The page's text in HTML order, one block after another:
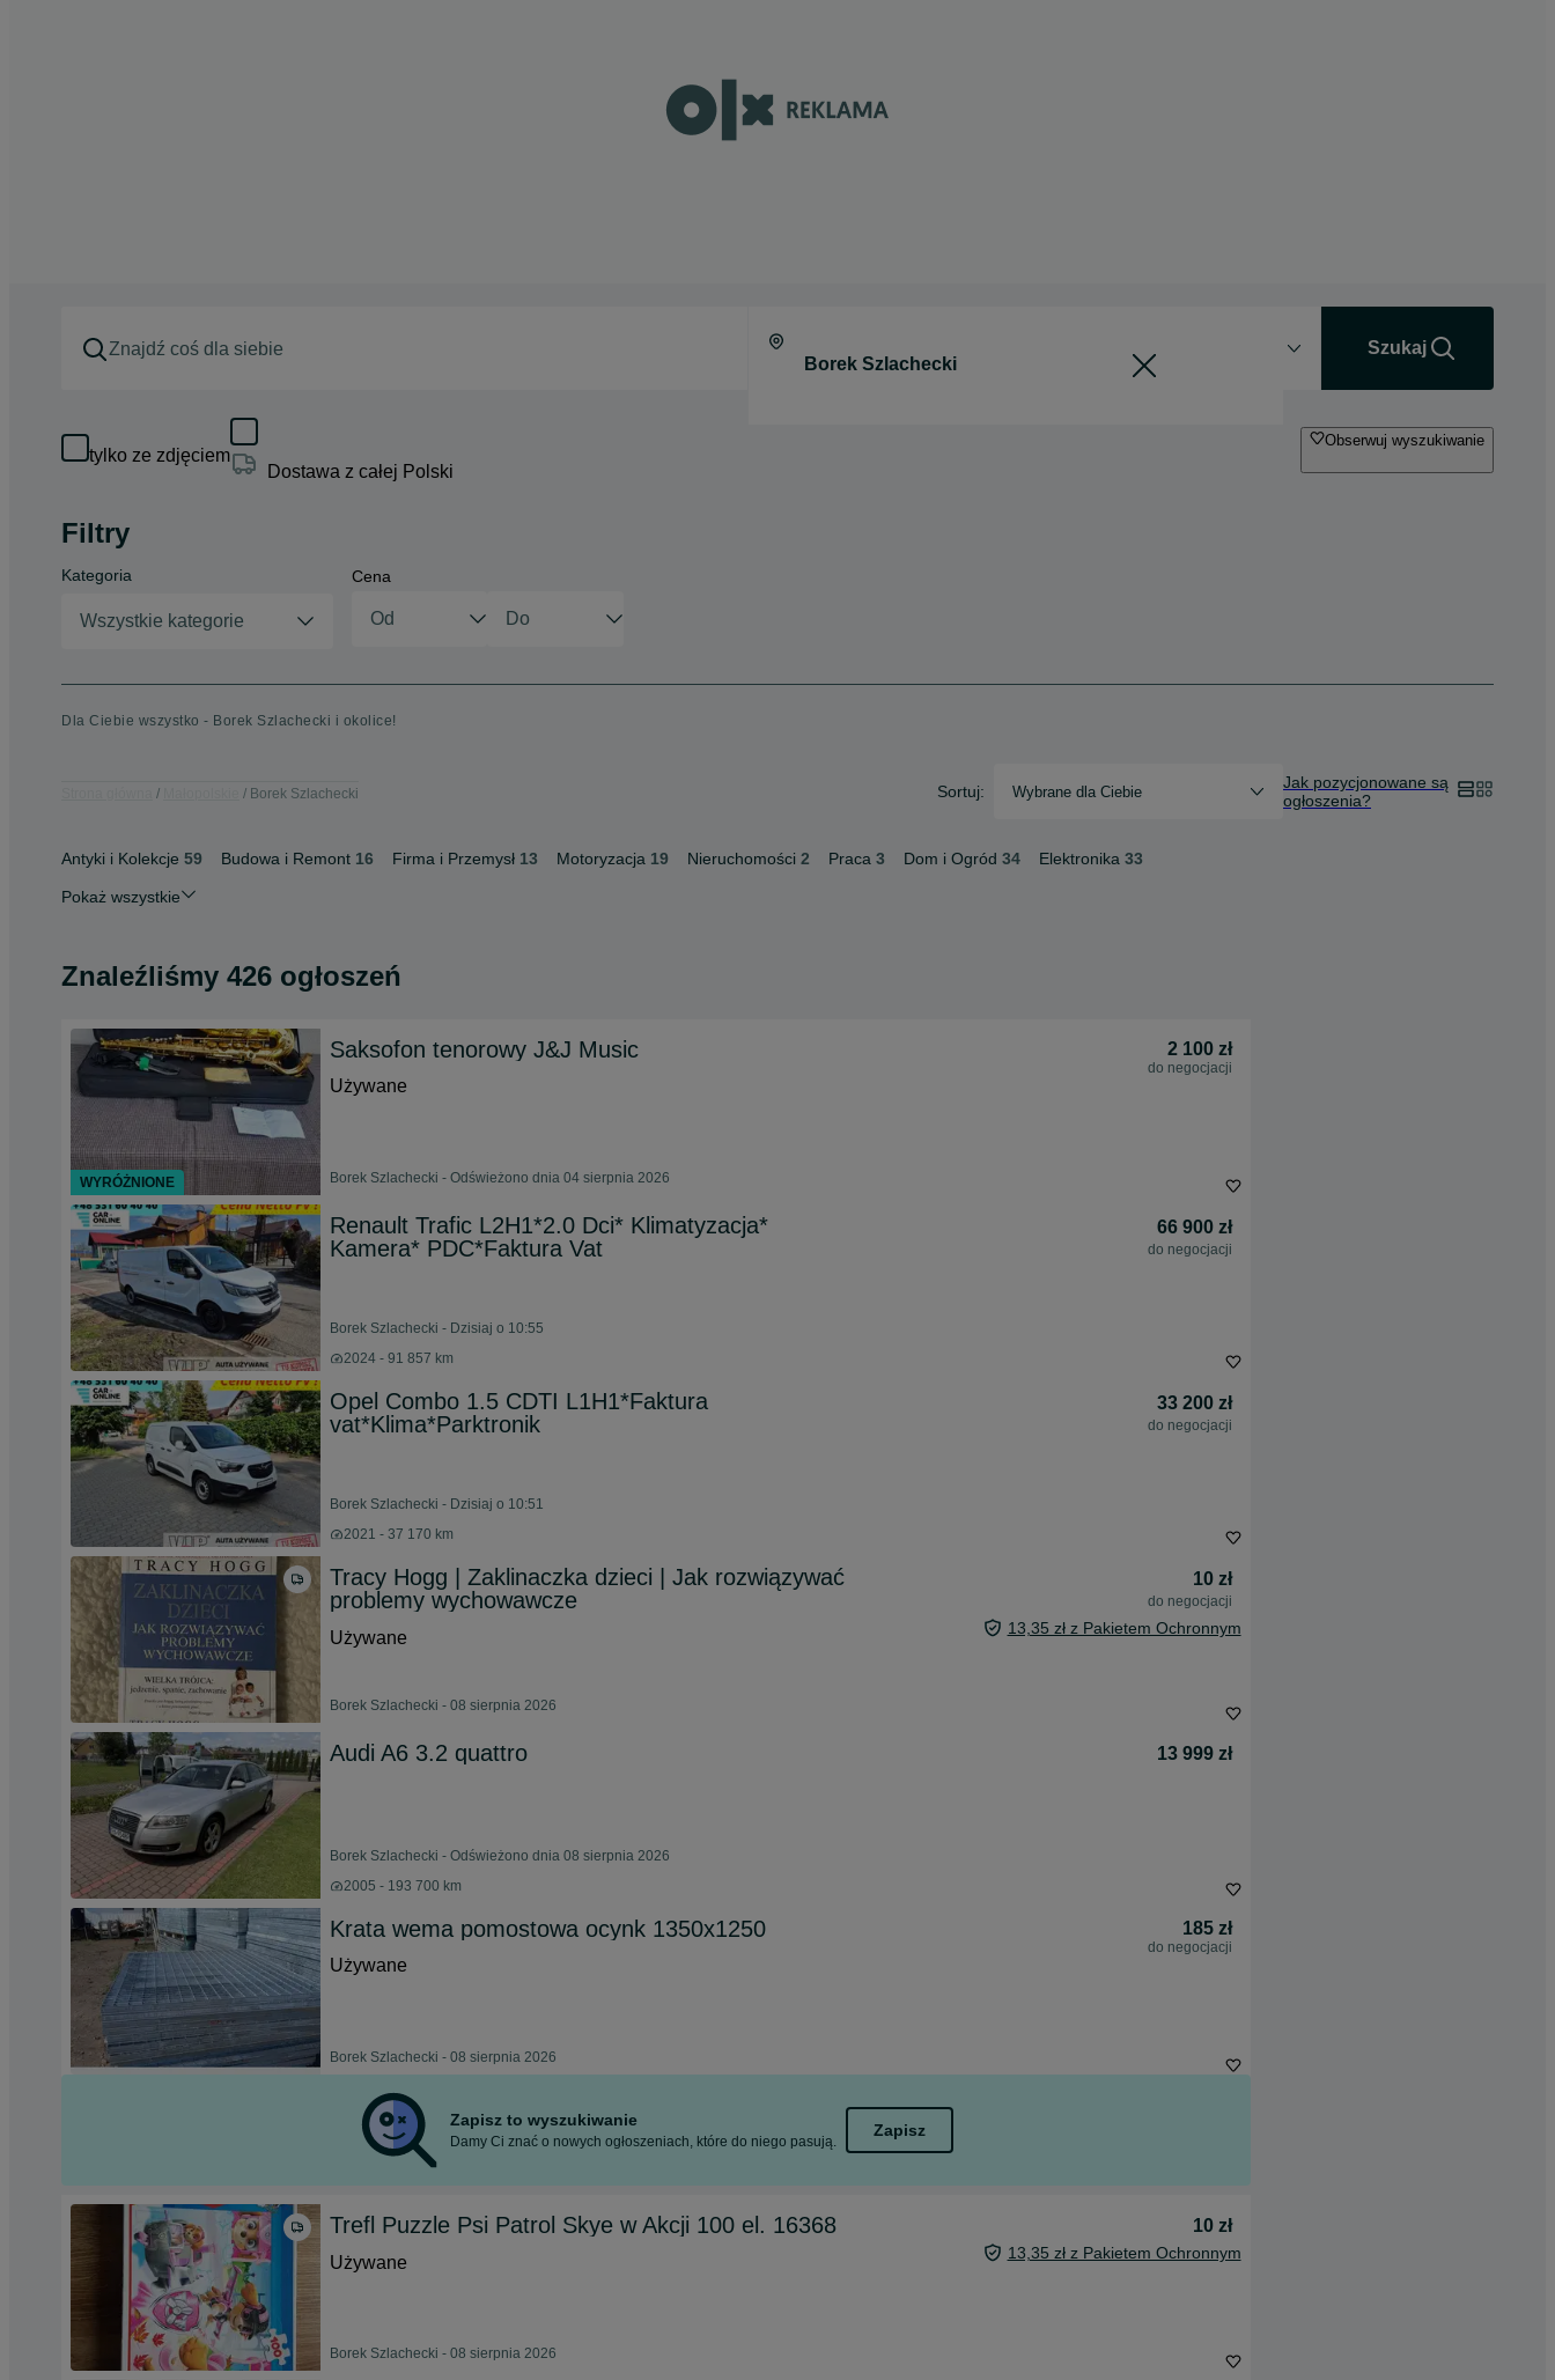
Szukaj
tylko ze zdjęciem
Dostawa z całej Polski
Obserwuj wyszukiwanie
Filtry
Kategoria
Wszystkie kategorie
Cena
Dla Ciebie wszystko - Borek Szlachecki i okolice!
Borek Szlachecki Sortuj: Wybrane dla Ciebie
Jak pozycjonowane są
ogłoszenia?
Antyki i Kolekcje 59 Budowa i Remont 16 Firma i Przemysł 13 Motoryzacja 19 Nieruchomości 2 Praca 3 Dom i Ogród 34 Elektronika 33
Pokaż wszystkie
Znaleźliśmy 426 ogłoszeń
Saksofon tenorowy J&J Music 2 100 zł
do negocjacji
Używane
Borek Szlachecki - Odświeżono dnia 04 sierpnia 2026
Renault Trafic L2H1*2.0 Dci* Klimatyzacja*
Kamera* PDC*Faktura Vat
66 900 zł
do negocjacji
Borek Szlachecki - Dzisiaj o 10:55
2024 - 91 857 km
Opel Combo 1.5 CDTI L1H1*Faktura
vat*Klima*Parktronik
33 200 zł
do negocjacji
Borek Szlachecki - Dzisiaj o 10:51
2021 - 37 170 km
Tracy Hogg | Zaklinaczka dzieci | Jak rozwiązywać
problemy wychowawcze
10 zł
do negocjacji
Używane 13,35 zł z Pakietem Ochronnym
Borek Szlachecki - 08 sierpnia 2026
Audi A6 3.2 quattro 13 999 zł
Borek Szlachecki - Odświeżono dnia 08 sierpnia 2026
2005 - 193 700 km
Krata wema pomostowa ocynk 1350x1250 185 zł
do negocjacji
Używane
Borek Szlachecki - 08 sierpnia 2026
Zapisz to wyszukiwanie
Damy Ci znać o nowych ogłoszeniach, które do niego pasują.
Zapisz
Trefl Puzzle Psi Patrol Skye w Akcji 100 el. 16368
10 zł
Używane
13,35 zł z Pakietem Ochronnym
Borek Szlachecki - 08 sierpnia 2026
WYRÓŻNIONE